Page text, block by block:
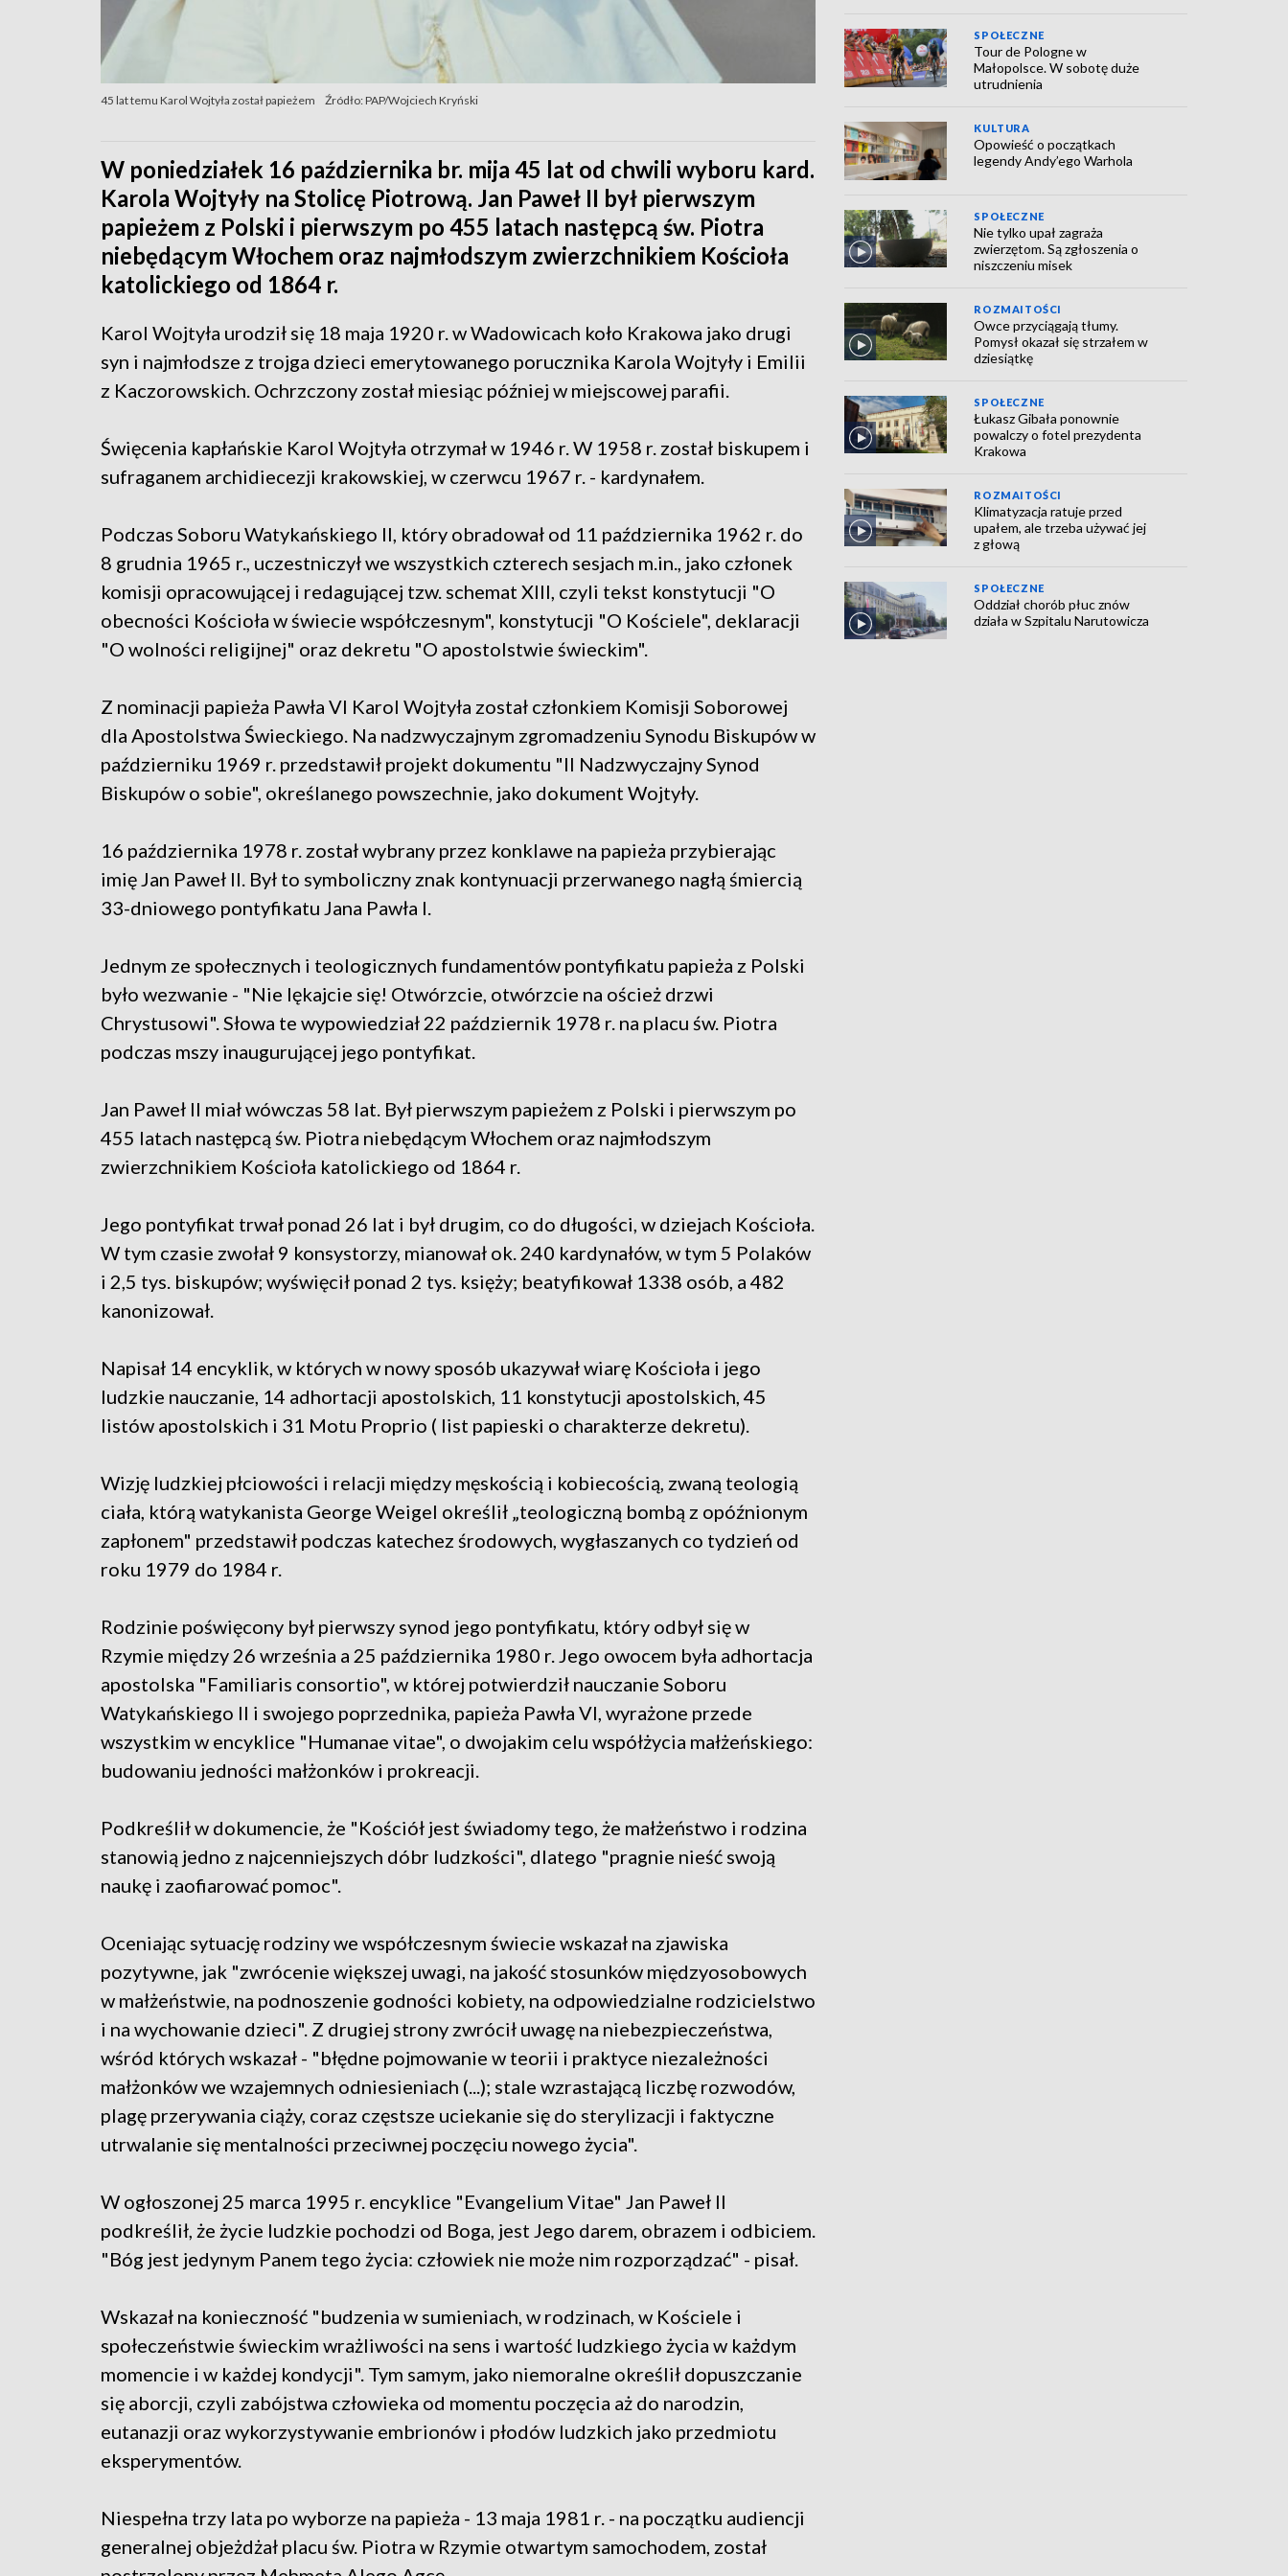
45 lat temu Karol Wojtyła został papieżem Źródło: PAP/Wojciech Kryński
W poniedziałek 16 października br. mija 45 lat od chwili wyboru kard.
Karola Wojtyły na Stolicę Piotrową. Jan Paweł II był pierwszym
papieżem z Polski i pierwszym po 455 latach następcą św. Piotra
niebędącym Włochem oraz najmłodszym zwierzchnikiem Kościoła
katolickiego od 1864 r.
Karol Wojtyła urodził się 18 maja 1920 r. w Wadowicach koło Krakowa jako drugi
syn i najmłodsze z trojga dzieci emerytowanego porucznika Karola Wojtyły i Emilii
z Kaczorowskich. Ochrzczony został miesiąc później w miejscowej parafii.
Święcenia kapłańskie Karol Wojtyła otrzymał w 1946 r. W 1958 r. został biskupem i
sufraganem archidiecezji krakowskiej, w czerwcu 1967 r. - kardynałem.
Podczas Soboru Watykańskiego II, który obradował od 11 października 1962 r. do
8 grudnia 1965 r., uczestniczył we wszystkich czterech sesjach m.in., jako członek
komisji opracowującej i redagującej tzw. schemat XIII, czyli tekst konstytucji "O
obecności Kościoła w świecie współczesnym", konstytucji "O Kościele", deklaracji
"O wolności religijnej" oraz dekretu "O apostolstwie świeckim".
Z nominacji papieża Pawła VI Karol Wojtyła został członkiem Komisji Soborowej
dla Apostolstwa Świeckiego. Na nadzwyczajnym zgromadzeniu Synodu Biskupów w
październiku 1969 r. przedstawił projekt dokumentu "II Nadzwyczajny Synod
Biskupów o sobie", określanego powszechnie, jako dokument Wojtyły.
16 października 1978 r. został wybrany przez konklawe na papieża przybierając
imię Jan Paweł II. Był to symboliczny znak kontynuacji przerwanego nagłą śmiercią
33-dniowego pontyfikatu Jana Pawła I.
Jednym ze społecznych i teologicznych fundamentów pontyfikatu papieża z Polski
było wezwanie - "Nie lękajcie się! Otwórzcie, otwórzcie na oścież drzwi
Chrystusowi". Słowa te wypowiedział 22 październik 1978 r. na placu św. Piotra
podczas mszy inaugurującej jego pontyfikat.
Jan Paweł II miał wówczas 58 lat. Był pierwszym papieżem z Polski i pierwszym po
455 latach następcą św. Piotra niebędącym Włochem oraz najmłodszym
zwierzchnikiem Kościoła katolickiego od 1864 r.
Jego pontyfikat trwał ponad 26 lat i był drugim, co do długości, w dziejach Kościoła.
W tym czasie zwołał 9 konsystorzy, mianował ok. 240 kardynałów, w tym 5 Polaków
i 2,5 tys. biskupów; wyświęcił ponad 2 tys. księży; beatyfikował 1338 osób, a 482
kanonizował.
Napisał 14 encyklik, w których w nowy sposób ukazywał wiarę Kościoła i jego
ludzkie nauczanie, 14 adhortacji apostolskich, 11 konstytucji apostolskich, 45
listów apostolskich i 31 Motu Proprio ( list papieski o charakterze dekretu).
Wizję ludzkiej płciowości i relacji między męskością i kobiecością, zwaną teologią
ciała, którą watykanista George Weigel określił „teologiczną bombą z opóźnionym
zapłonem" przedstawił podczas katechez środowych, wygłaszanych co tydzień od
roku 1979 do 1984 r.
Rodzinie poświęcony był pierwszy synod jego pontyfikatu, który odbył się w
Rzymie między 26 września a 25 października 1980 r. Jego owocem była adhortacja
apostolska "Familiaris consortio", w której potwierdził nauczanie Soboru
Watykańskiego II i swojego poprzednika, papieża Pawła VI, wyrażone przede
wszystkim w encyklice "Humanae vitae", o dwojakim celu współżycia małżeńskiego:
budowaniu jedności małżonków i prokreacji.
Podkreślił w dokumencie, że "Kościół jest świadomy tego, że małżeństwo i rodzina
stanowią jedno z najcenniejszych dóbr ludzkości", dlatego "pragnie nieść swoją
naukę i zaofiarować pomoc".
Oceniając sytuację rodziny we współczesnym świecie wskazał na zjawiska
pozytywne, jak "zwrócenie większej uwagi, na jakość stosunków międzyosobowych
w małżeństwie, na podnoszenie godności kobiety, na odpowiedzialne rodzicielstwo
i na wychowanie dzieci". Z drugiej strony zwrócił uwagę na niebezpieczeństwa,
wśród których wskazał - "błędne pojmowanie w teorii i praktyce niezależności
małżonków we wzajemnych odniesieniach (...); stale wzrastającą liczbę rozwodów,
plagę przerywania ciąży, coraz częstsze uciekanie się do sterylizacji i faktyczne
utrwalanie się mentalności przeciwnej poczęciu nowego życia".
W ogłoszonej 25 marca 1995 r. encyklice "Evangelium Vitae" Jan Paweł II
podkreślił, że życie ludzkie pochodzi od Boga, jest Jego darem, obrazem i odbiciem.
"Bóg jest jedynym Panem tego życia: człowiek nie może nim rozporządzać" - pisał.
Wskazał na konieczność "budzenia w sumieniach, w rodzinach, w Kościele i
społeczeństwie świeckim wrażliwości na sens i wartość ludzkiego życia w każdym
momencie i w każdej kondycji". Tym samym, jako niemoralne określił dopuszczanie
się aborcji, czyli zabójstwa człowieka od momentu poczęcia aż do narodzin,
eutanazji oraz wykorzystywanie embrionów i płodów ludzkich jako przedmiotu
eksperymentów.
Niespełna trzy lata po wyborze na papieża - 13 maja 1981 r. - na początku audiencji
generalnej objeżdżał placu św. Piotra w Rzymie otwartym samochodem, został
SPOŁECZNE
Tour de Pologne w
Małopolsce. W sobotę duże
utrudnienia
KULTURA
Opowieść o początkach
legendy Andy’ego Warhola
SPOŁECZNE
Nie tylko upał zagraża
zwierzętom. Są zgłoszenia o
niszczeniu misek
ROZMAITOŚCI
Owce przyciągają tłumy.
Pomysł okazał się strzałem w
dziesiątkę
SPOŁECZNE
Łukasz Gibała ponownie
powalczy o fotel prezydenta
Krakowa
ROZMAITOŚCI
Klimatyzacja ratuje przed
upałem, ale trzeba używać jej
z głową
SPOŁECZNE
Oddział chorób płuc znów
działa w Szpitalu Narutowicza